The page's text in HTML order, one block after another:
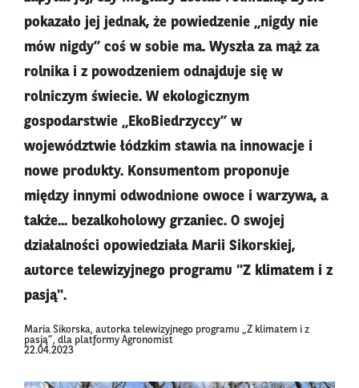
pokazało jej jednak, że powiedzenie „nigdy nie
mów nigdy” coś w sobie ma. Wyszła za mąż za
rolnika i z powodzeniem odnajduje się w
rolniczym świecie. W ekologicznym
gospodarstwie „EkoBiedrzyccy” w
województwie łódzkim stawia na innowacje i
nowe produkty. Konsumentom proponuje
między innymi odwodnione owoce i warzywa, a
także... bezalkoholowy grzaniec. O swojej
działalności opowiedziała Marii Sikorskiej,
autorce telewizyjnego programu "Z klimatem i z
pasją".
Maria Sikorska, autorka telewizyjnego programu „Z klimatem i z
pasją”, dla platformy Agronomist
22.04.2023